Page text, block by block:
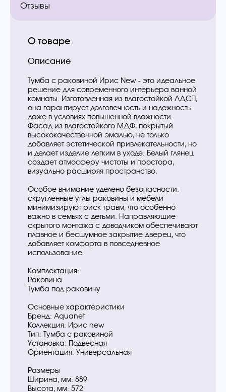
Отзывы
О товаре
Описание
Тумба с раковиной Ирис New - это идеальное
решение для современного интерьера ванной
комнаты. Изготовленная из влагостойкой ЛДСП,
она гарантирует долговечность и надежность
даже в условиях повышенной влажности.
Фасад из влагостойкого МДФ, покрытый
высококачественной эмалью, не только
добавляет эстетической привлекательности, но
и делает изделие легким в уходе. Белый глянец
создает атмосферу чистоты и простора,
визуально расширяя пространство.
Особое внимание уделено безопасности:
скругленные углы раковины и мебели
минимизируют риск травм, что особенно
важно в семьях с детьми. Направляющие
скрытого монтажа с доводчиком обеспечивают
плавное и бесшумное закрытие дверец, что
добавляет комфорта в повседневное
использование.
Комплектация:
Раковина
Тумба под раковину
Основные характеристики
Бренд: Aquanet
Коллекция: Ирис new
Тип: Тумба с раковиной
Установка: Подвесная
Ориентация: Универсальная
Размеры
Ширина, мм: 889
Высота, мм: 572